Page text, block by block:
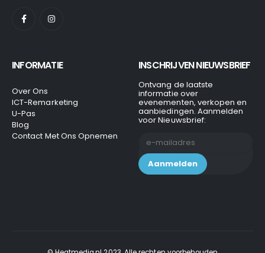
INFORMATIE
Over Ons
ICT-Remarketing
U-Pas
Blog
Contact Met Ons Opnemen
INSCHRIJVEN NIEUWSBRIEF
Ontvang de laatste
informatie over
evenementen, verkopen en
aanbiedingen. Aanmelden
voor Nieuwsbrief: